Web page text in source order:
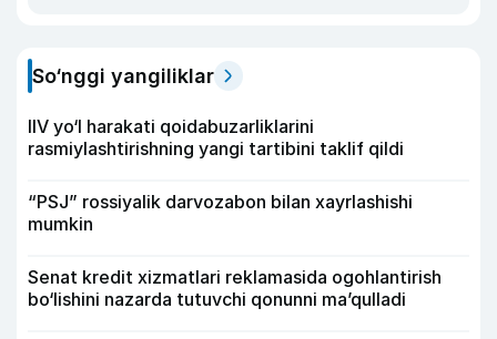
So‘nggi yangiliklar
IIV yo‘l harakati qoidabuzarliklarini
rasmiylashtirishning yangi tartibini taklif qildi
“PSJ” rossiyalik darvozabon bilan xayrlashishi
mumkin
Senat kredit xizmatlari reklamasida ogohlantirish
bo‘lishini nazarda tutuvchi qonunni ma’qulladi